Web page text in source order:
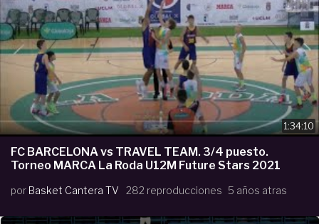
1:34:10
FC BARCELONA vs TRAVEL TEAM. 3/4 puesto.
Torneo MARCA La Roda U12M Future Stars 2021
por Basket Cantera TV 282 reproducciones 5 años atras